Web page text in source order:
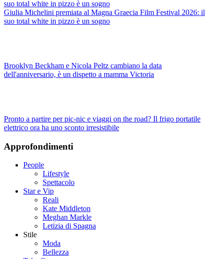
Giulia Michelini premiata al Magna Graecia Film Festival 2026: il
suo total white in pizzo è un sogno
Brooklyn Beckham e Nicola Peltz cambiano la data
dell'anniversario, è un dispetto a mamma Victoria
Pronto a partire per pic-nic e viaggi on the road? Il frigo portatile
elettrico ora ha uno sconto irresistibile
Approfondimenti
People
Lifestyle
Spettacolo
Star e Vip
Reali
Kate Middleton
Meghan Markle
Letizia di Spagna
Stile
Moda
Bellezza